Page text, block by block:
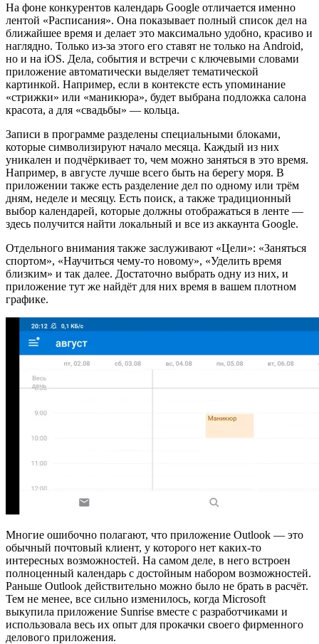
На фоне конкурентов календарь Google отличается именно
лентой «Расписания». Она показывает полный список дел на
ближайшее время и делает это максимально удобно, красиво и
наглядно. Только из-за этого его ставят не только на Android,
но и на iOS. Дела, события и встречи с ключевыми словами
приложение автоматически выделяет тематической
картинкой. Например, если в контексте есть упоминание
«стрижки» или «маникюра», будет выбрана подложка салона
красота, а для «свадьбы» — кольца.
Записи в программе разделены специальными блоками,
которые символизируют начало месяца. Каждый из них
уникален и подчёркивает то, чем можно заняться в это время.
Например, в августе лучше всего быть на берегу моря. В
приложении также есть разделение дел по одному или трём
дням, неделе и месяцу. Есть поиск, а также традиционный
выбор календарей, которые должны отображаться в ленте —
здесь получится найти локальный и все из аккаунта Google.
Отдельного внимания также заслуживают «Цели»: «Заняться
спортом», «Научиться чему-то новому», «Уделить время
близким» и так далее. Достаточно выбрать одну из них, и
приложение тут же найдёт для них время в вашем плотном
графике.
Многие ошибочно полагают, что приложение Outlook — это
обычный почтовый клиент, у которого нет каких-то
интересных возможностей. На самом деле, в него встроен
полноценный календарь с достойным набором возможностей.
Раньше Outlook действительно можно было не брать в расчёт.
Тем не менее, все сильно изменилось, когда Microsoft
выкупила приложение Sunrise вместе с разработчиками и
использовала весь их опыт для прокачки своего фирменного
делового приложения.